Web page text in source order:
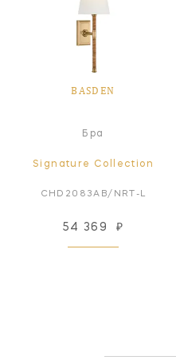
BASDEN
Бра
Signature Collection
CHD2083AB/NRT-L
54 369 ₽